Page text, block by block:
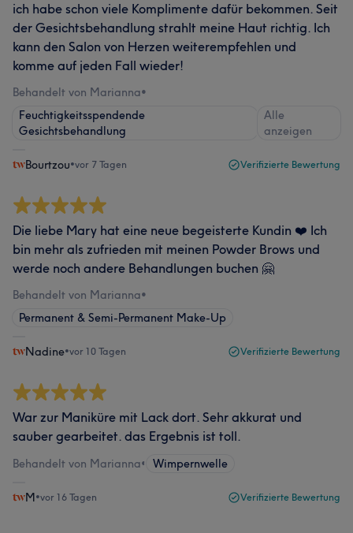
ich habe schon viele Komplimente dafür bekommen. Seit
der Gesichtsbehandlung strahlt meine Haut richtig. Ich
kann den Salon von Herzen weiterempfehlen und
komme auf jeden Fall wieder!
Behandelt von Marianna•
Feuchtigkeitsspendende
Gesichtsbehandlung
Alle
anzeigen
Bourtzou•vor 7 Tagen Verifizierte Bewertung
Die liebe Mary hat eine neue begeisterte Kundin ❤️ Ich
bin mehr als zufrieden mit meinen Powder Brows und
werde noch andere Behandlungen buchen 🤗
Behandelt von Marianna•
Permanent & Semi-Permanent Make-Up
Nadine•vor 10 Tagen Verifizierte Bewertung
War zur Maniküre mit Lack dort. Sehr akkurat und
sauber gearbeitet. das Ergebnis ist toll.
Behandelt von Marianna• Wimpernwelle
M•vor 16 Tagen Verifizierte Bewertung